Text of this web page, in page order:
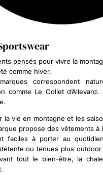
pensés pour vivre la
comme hiver.
correspondent
comme Le Collet
la vie en montagne et les
propose des vêtements à
faciles à porter au
ou tenues plus
tout le bien-être, la